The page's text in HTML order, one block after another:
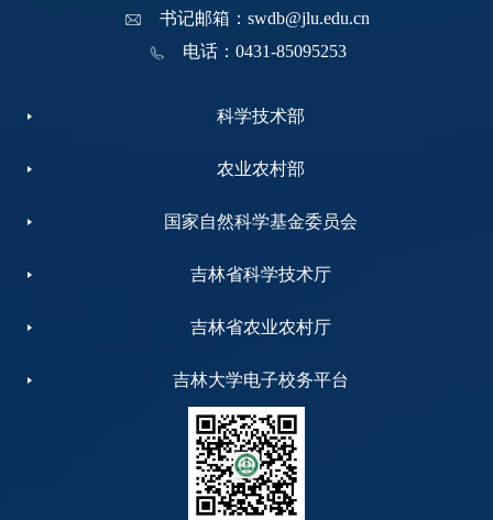
书记邮箱：swdb@jlu.edu.cn
电话：0431-85095253
科学技术部
农业农村部
国家自然科学基金委员会
吉林省科学技术厅
吉林省农业农村厅
吉林大学电子校务平台